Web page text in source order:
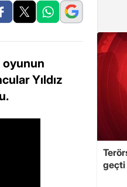
oyunun
Yıldız
geçti